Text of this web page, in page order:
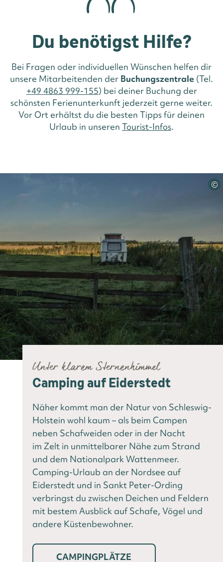
Du benötigst Hilfe?
Bei Fragen oder individuellen Wünschen helfen dir
unsere Mitarbeitenden der Buchungszentrale (Tel.
+49 4863 999-155) bei deiner Buchung der
schönsten Ferienunterkunft jederzeit gerne weiter.
Vor Ort erhältst du die besten Tipps für deinen
Urlaub in unseren Tourist-Infos.
©
Unter klarem Sternenhimmel
Camping auf Eiderstedt
Näher kommt man der Natur von Schleswig-
Holstein wohl kaum – als beim Campen
neben Schafweiden oder in der Nacht
im Zelt in unmittelbarer Nähe zum Strand
und dem Nationalpark Wattenmeer.
Camping-Urlaub an der Nordsee auf
Eiderstedt und in Sankt Peter-Ording
verbringst du zwischen Deichen und Feldern
mit bestem Ausblick auf Schafe, Vögel und
andere Küstenbewohner.
CAMPINGPLÄTZE